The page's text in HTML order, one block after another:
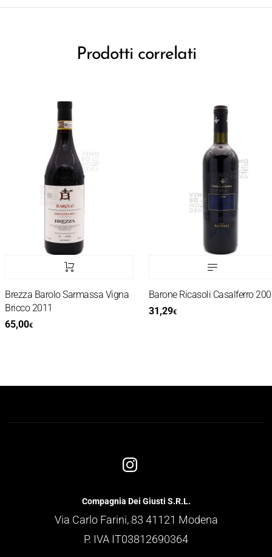
Prodotti correlati
Barolo Sarmassa Vigna
2011
€
Barone Ricasoli Casalferro 2000
31,29€
Compagnia Dei Giusti S.R.L.
Via Carlo Farini, 83 41121 Modena
P. IVA IT03812690364